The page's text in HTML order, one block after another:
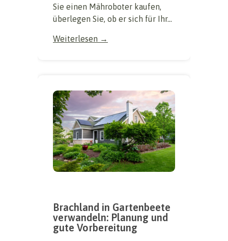
Sie einen Mähroboter kaufen,
überlegen Sie, ob er sich für Ihr...
Weiterlesen →
Brachland in Gartenbeete
verwandeln: Planung und
gute Vorbereitung